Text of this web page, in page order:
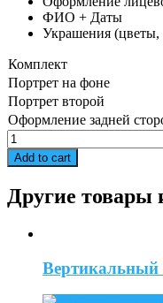
ФИО + Даты
Украшения (цветы,
Комплект
Портрет на фоне
Портрет второй
Оформление задней
Вертикальный
памятник
М004
Add to cart
Другие товары